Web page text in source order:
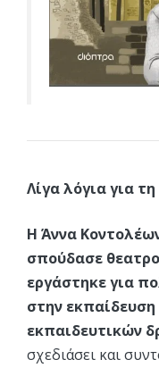
Λίγα λόγια για
Η Άννα
σπούδασε
εργάστηκε για
στην εκπαίδευση
εκπαιδευτικών
σχεδιάσει και